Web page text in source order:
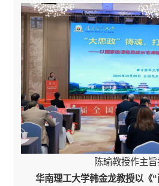
陈瑜教授作主
华南理工大学韩金龙教授以《“